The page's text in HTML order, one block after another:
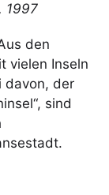
1997
den
vielen Inseln
davon, der
sind